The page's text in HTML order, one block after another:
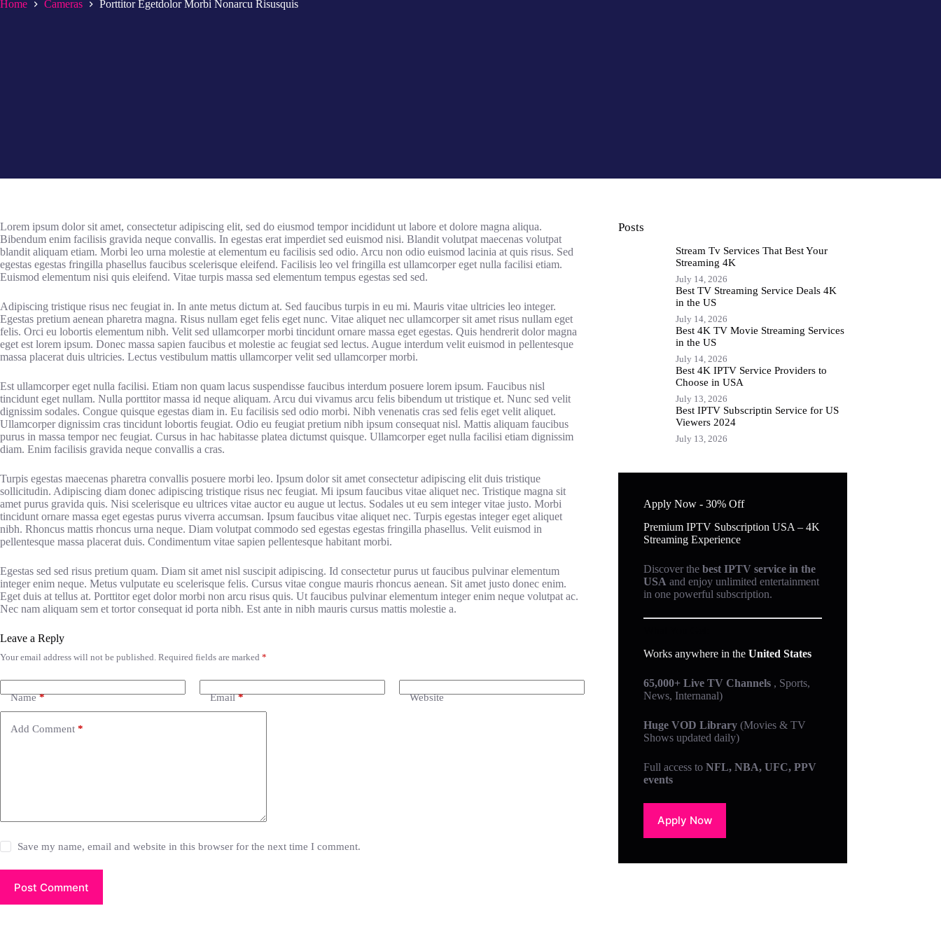
Home Cameras Porttitor Egetdolor Morbi Nonarcu Risusquis
Lorem ipsum dolor sit amet, consectetur adipiscing elit, sed do eiusmod tempor incididunt ut labore et dolore magna aliqua.
Bibendum enim facilisis gravida neque convallis. In egestas erat imperdiet sed euismod nisi. Blandit volutpat maecenas volutpat
blandit aliquam etiam. Morbi leo urna molestie at elementum eu facilisis sed odio. Arcu non odio euismod lacinia at quis risus. Sed
egestas egestas fringilla phasellus faucibus scelerisque eleifend. Facilisis leo vel fringilla est ullamcorper eget nulla facilisi etiam.
Euismod elementum nisi quis eleifend. Vitae turpis massa sed elementum tempus egestas sed sed.
Adipiscing tristique risus nec feugiat in. In ante metus dictum at. Sed faucibus turpis in eu mi. Mauris vitae ultricies leo integer.
Egestas pretium aenean pharetra magna. Risus nullam eget felis eget nunc. Vitae aliquet nec ullamcorper sit amet risus nullam eget
felis. Orci eu lobortis elementum nibh. Velit sed ullamcorper morbi tincidunt ornare massa eget egestas. Quis hendrerit dolor magna
eget est lorem ipsum. Donec massa sapien faucibus et molestie ac feugiat sed lectus. Augue interdum velit euismod in pellentesque
massa placerat duis ultricies. Lectus vestibulum mattis ullamcorper velit sed ullamcorper morbi.
Est ullamcorper eget nulla facilisi. Etiam non quam lacus suspendisse faucibus interdum posuere lorem ipsum. Faucibus nisl
tincidunt eget nullam. Nulla porttitor massa id neque aliquam. Arcu dui vivamus arcu felis bibendum ut tristique et. Nunc sed velit
dignissim sodales. Congue quisque egestas diam in. Eu facilisis sed odio morbi. Nibh venenatis cras sed felis eget velit aliquet.
Ullamcorper dignissim cras tincidunt lobortis feugiat. Odio eu feugiat pretium nibh ipsum consequat nisl. Mattis aliquam faucibus
purus in massa tempor nec feugiat. Cursus in hac habitasse platea dictumst quisque. Ullamcorper eget nulla facilisi etiam dignissim
diam. Enim facilisis gravida neque convallis a cras.
Turpis egestas maecenas pharetra convallis posuere morbi leo. Ipsum dolor sit amet consectetur adipiscing elit duis tristique
sollicitudin. Adipiscing diam donec adipiscing tristique risus nec feugiat. Mi ipsum faucibus vitae aliquet nec. Tristique magna sit
amet purus gravida quis. Nisi scelerisque eu ultrices vitae auctor eu augue ut lectus. Sodales ut eu sem integer vitae justo. Morbi
tincidunt ornare massa eget egestas purus viverra accumsan. Ipsum faucibus vitae aliquet nec. Turpis egestas integer eget aliquet
nibh. Rhoncus mattis rhoncus urna neque. Diam volutpat commodo sed egestas egestas fringilla phasellus. Velit euismod in
pellentesque massa placerat duis. Condimentum vitae sapien pellentesque habitant morbi.
Egestas sed sed risus pretium quam. Diam sit amet nisl suscipit adipiscing. Id consectetur purus ut faucibus pulvinar elementum
integer enim neque. Metus vulputate eu scelerisque felis. Cursus vitae congue mauris rhoncus aenean. Sit amet justo donec enim.
Eget duis at tellus at. Porttitor eget dolor morbi non arcu risus quis. Ut faucibus pulvinar elementum integer enim neque volutpat ac.
Nec nam aliquam sem et tortor consequat id porta nibh. Est ante in nibh mauris cursus mattis molestie a.
Leave a Reply
Your email address will not be published. Required fields are marked *
Name* Email* Website
Add Comment *
Save my name, email and website in this browser for the next time I comment.
Post Comment
Posts
Stream Tv Services That Best Your
Streaming 4K
July 14, 2026
Best TV Streaming Service Deals 4K
in the US
July 14, 2026
Best 4K TV Movie Streaming Services
in the US
July 14, 2026
Best 4K IPTV Service Providers to
Choose in USA
July 13, 2026
Best IPTV Subscriptin Service for US
Viewers 2024
July 13, 2026
Apply Now - 30% Off
Premium IPTV Subscription USA – 4K
Streaming Experience
Discover thebest IPTV service in the
USA and enjoy unlimited entertainment
in one powerful subscription.
Works anywhere in theUnited States
65,000+ Live TV Channels , Sports,
News, Internanal)
Huge VOD Library (Movies & TV
Shows updated daily)
Full access toNFL, NBA, UFC, PPV
events
Apply Now